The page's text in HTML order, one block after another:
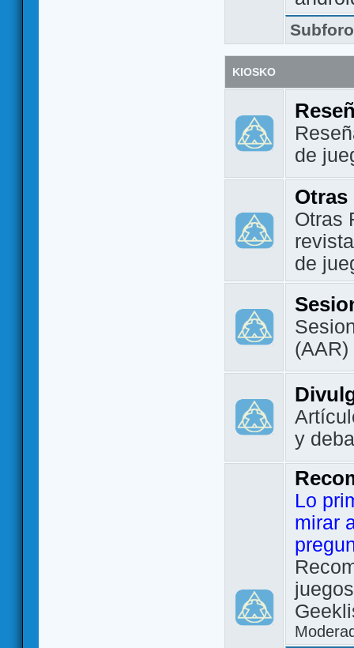
KIOSKO
de
Otras
Otras
de
(AAR)
y
Lo
mirar